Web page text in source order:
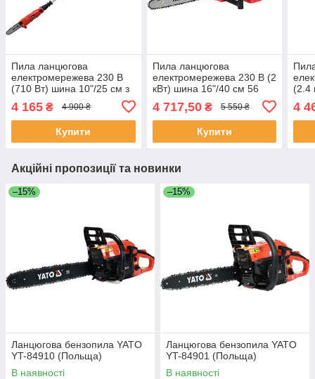
Пила ланцюгова
електромережева 230 В
(710 Вт) шина 10"/25 см з
l=188-255 см Yato YT-
84800
4 165 ₴ 4 900 ₴
Купити
Пила ланцюгова
електромережева 230 В (2
кВт) шина 16"/40 см 56
4 717,50₴ 5 550 ₴
Купити
(2.4
4
Акційні пропозиції та новинки
–15%
Ланцюгова бензопила YATO
YT-84910 (Польща)
В наявності
–15%
Ланцюгова бензопила YATO
YT-84901 (Польща)
В наявності